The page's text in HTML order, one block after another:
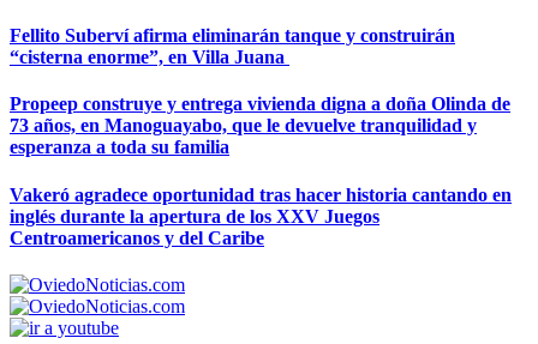
Fellito Suberví afirma eliminarán tanque y construirán
“cisterna enorme”, en Villa Juana
Propeep construye y entrega vivienda digna a doña Olinda de
73 años, en Manoguayabo, que le devuelve tranquilidad y
esperanza a toda su familia
Vakeró agradece oportunidad tras hacer historia cantando en
inglés durante la apertura de los XXV Juegos
Centroamericanos y del Caribe